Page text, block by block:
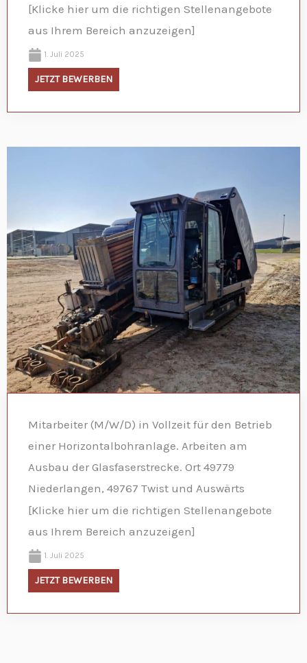
[Klicke hier um die richtigen Stellenangebote
aus Ihrem Bereich anzuzeigen]
1. Juli 2025
JETZT BEWERBEN
Mitarbeiter (M/W/D) in Vollzeit für den Betrieb
einer Horizontalbohranlage. Arbeiten am
Ausbau der Glasfaserstrecke. Ort 49779
Niederlangen, 49767 Twist und Auswärts
[Klicke hier um die richtigen Stellenangebote
aus Ihrem Bereich anzuzeigen]
1. Juli 2025
JETZT BEWERBEN